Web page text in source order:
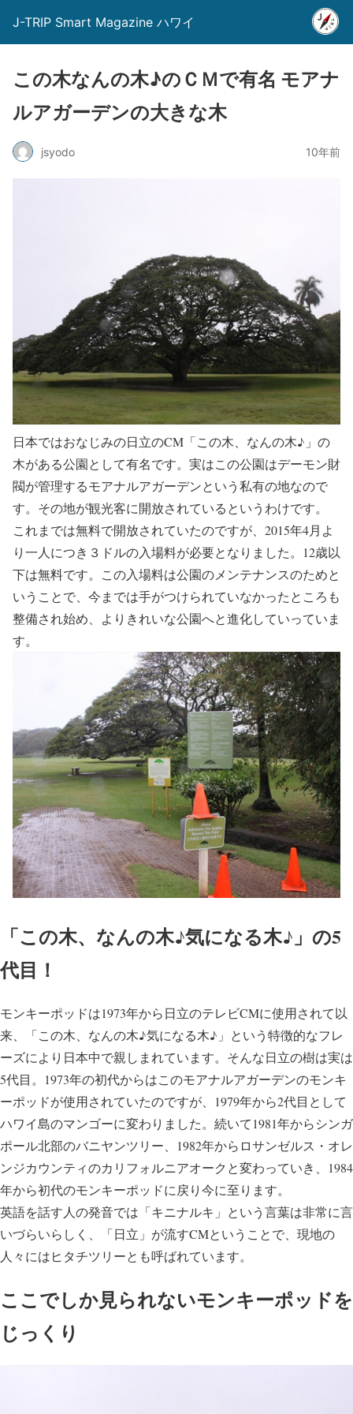
J-TRIP Smart Magazine ハワイ
この木なんの木♪のＣＭで有名 モアナ
ルアガーデンの大きな木
jsyodo 10年前
日本ではおなじみの日立のCM「この木、なんの木♪」の
木がある公園として有名です。実はこの公園はデーモン財
閥が管理するモアナルアガーデンという私有の地なので
す。その地が観光客に開放されているというわけです。
これまでは無料で開放されていたのですが、2015年4月よ
り一人につき３ドルの入場料が必要となりました。12歳以
下は無料です。この入場料は公園のメンテナンスのためと
いうことで、今までは手がつけられていなかったところも
整備され始め、よりきれいな公園へと進化していっていま
す。
「この木、なんの木♪気になる木♪」の5
代目！
モンキーポッドは1973年から日立のテレビCMに使用されて以
来、「この木、なんの木♪気になる木♪」という特徴的なフレ
ーズにより日本中で親しまれています。そんな日立の樹は実は
5代目。1973年の初代からはこのモアナルアガーデンのモンキ
ーポッドが使用されていたのですが、1979年から2代目として
ハワイ島のマンゴーに変わりました。続いて1981年からシンガ
ポール北部のバニヤンツリー、1982年からロサンゼルス・オレ
ンジカウンティのカリフォルニアオークと変わっていき、1984
年から初代のモンキーポッドに戻り今に至ります。
英語を話す人の発音では「キニナルキ」という言葉は非常に言
いづらいらしく、「日立」が流すCMということで、現地の
人々にはヒタチツリーとも呼ばれています。
ここでしか見られないモンキーポッドを
じっくり